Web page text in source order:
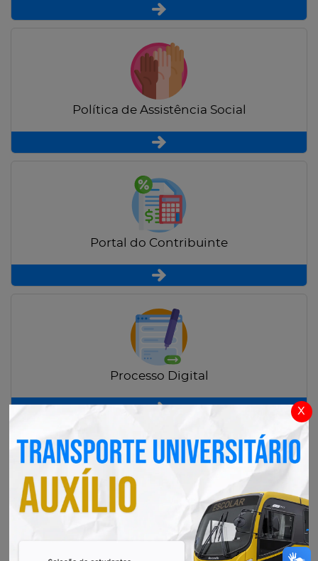
x
Política de Assistência Social
Portal do Contribuinte
Processo Digital
Radar Transparência Pública